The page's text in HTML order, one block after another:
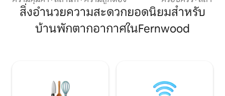
มีอุปกรณ์ครบครัน สวนส่วนตัว และ Wi-Fi ที่
เร็วสุด ๆ ที่นี่เป็นจุดเริ่มต้นที่เหมาะอย่างยิ่ง
สำหรับการเยี่ยมชมมหาวิหารลินคอล์น
งานเฉลิมฉลองที่สตับตันฮอลล์หรือโฮลี
ที่พักของเราเชื่อมโ
ลอนดอนได้อย่างย
ทางในเมืองเป็นเรื่
หวังว่าจะได้ต้อนรั
สิ่งอำนวยความสะดวกยอดนิยมสำหรับ
บ้านพักตากอากาศในFernwood